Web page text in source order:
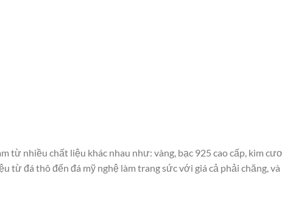
từ nhiều chất liệu khác nhau như: vàng, bạc 925 cao cấp, kim
từ đá thô đến đá mỹ nghệ làm trang sức với giá cả phải chăng, và